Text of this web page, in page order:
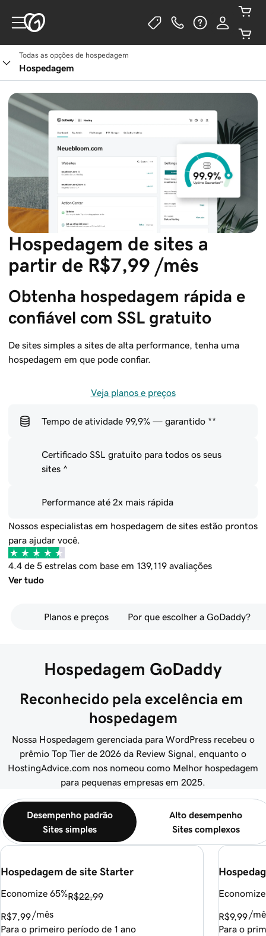
Todas as opções de hospedagem
Hospedagem
Hospedagem de sites a
partir de R$7,99 /mês
Obtenha hospedagem rápida e
confiável com SSL gratuito
De sites simples a sites de alta performance, tenha uma
hospedagem em que pode confiar.
Tempo de atividade 99,9% — garantido **
Certificado SSL gratuito para todos os seus
sites ^
Performance até 2x mais rápida
Veja planos e preços
Nossos especialistas em hospedagem de sites estão prontos
para ajudar você.
4.4 de 5 estrelas com base em 139,119 avaliações
Ver tudo
Planos e preços Por que escolher a GoDaddy?
Hospedagem GoDaddy
Reconhecido pela excelência em
hospedagem
Nossa Hospedagem gerenciada para WordPress recebeu o
prêmio Top Tier de 2026 da Review Signal, enquanto o
HostingAdvice.com nos nomeou como Melhor hospedagem
para pequenas empresas em 2025.
Desempenho padrão
Sites simples
Alto desempenho
Sites complexos
Hospedagem de site Starter
Economize 65%R$22,99
R$7,99 /mês
Para o primeiro período de 1 ano
R$9,99 /
Para o